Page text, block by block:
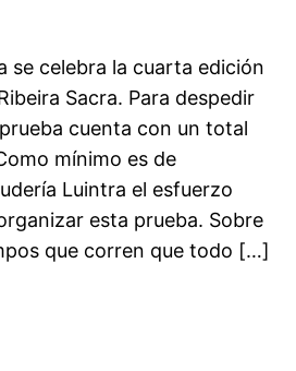
se celebra la cuarta edición
Sacra. Para despedir
cuenta con un total
mínimo es de
Luintra el esfuerzo
esta prueba. Sobre
que corren que todo […]